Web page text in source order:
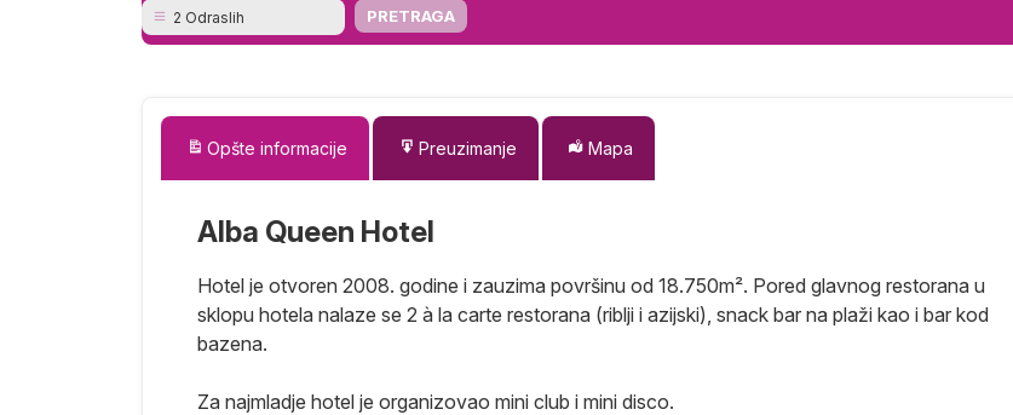
2 Odraslih
Opšte informacije Preuzimanje Mapa
Alba Queen Hotel
Hotel je otvoren 2008. godine i zauzima površinu od 18.750m². Pored glavnog restorana u
sklopu hotela nalaze se 2 à la carte restorana (riblji i azijski), snack bar na plaži kao i bar kod
bazena.
Za najmladje hotel je organizovao mini club i mini disco.